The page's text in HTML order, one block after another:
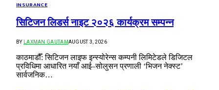
INSURANCE
सिटिजन लिडर्स नाइट २०२६ कार्यक्रम सम्पन्न
BY LAXMAN GAUTAMAUGUST 3, 2026
काठमाडौँ: सिटिजन लाइफ इन्स्योरेन्स कम्पनी लिमिटेडले डिजिटल
प्रविधिमा आधारित नयाँ आई–सोलुसन प्रणाली ‘भिजन नेक्स्ट’
सार्वजनिक…